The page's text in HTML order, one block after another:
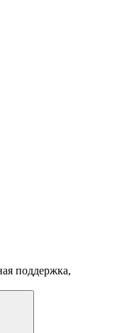
поддержка,